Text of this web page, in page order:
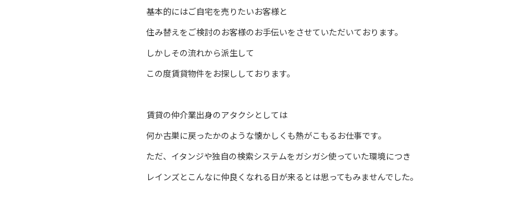
基本的にはご自宅を売りたいお客様と
住み替えをご検討のお客様のお手伝いをさせていただいております。
しかしその流れから派生して
この度賃貸物件をお探ししております。
賃貸の仲介業出身のアタクシとしては
何か古巣に戻ったかのような懐かしくも熱がこもるお仕事です。
ただ、イタンジや独自の検索システムをガシガシ使っていた環境につき
レインズとこんなに仲良くなれる日が来るとは思ってもみませんでした。